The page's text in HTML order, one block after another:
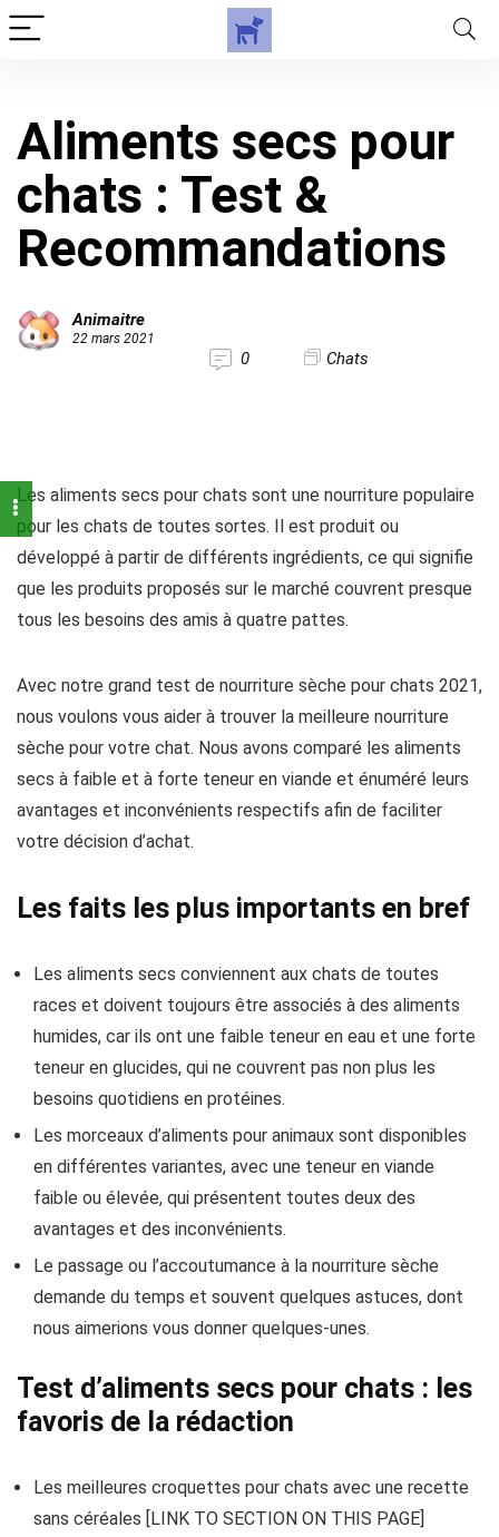
Aliments secs pour
chats : Test &
Recommandations
Animaitre
22 mars 2021
0 Chats
Les aliments secs pour chats sont une nourriture populaire
pour les chats de toutes sortes. Il est produit ou
développé à partir de différents ingrédients, ce qui signifie
que les produits proposés sur le marché couvrent presque
tous les besoins des amis à quatre pattes.
Avec notre grand test de nourriture sèche pour chats 2021,
nous voulons vous aider à trouver la meilleure nourriture
sèche pour votre chat. Nous avons comparé les aliments
secs à faible et à forte teneur en viande et énuméré leurs
avantages et inconvénients respectifs afin de faciliter
votre décision d’achat.
Les faits les plus importants en bref
Les aliments secs conviennent aux chats de toutes
races et doivent toujours être associés à des aliments
humides, car ils ont une faible teneur en eau et une forte
teneur en glucides, qui ne couvrent pas non plus les
besoins quotidiens en protéines.
Les morceaux d’aliments pour animaux sont disponibles
en différentes variantes, avec une teneur en viande
faible ou élevée, qui présentent toutes deux des
avantages et des inconvénients.
Le passage ou l’accoutumance à la nourriture sèche
demande du temps et souvent quelques astuces, dont
nous aimerions vous donner quelques-unes.
Test d’aliments secs pour chats : les
favoris de la rédaction
Les meilleures croquettes pour chats avec une recette
sans céréales [LINK TO SECTION ON THIS PAGE]